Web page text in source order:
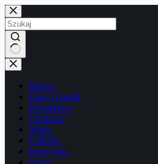
Przejdź
do
treści
Brak
wyników
Biznes
Dom i Ogród
Doradztwo
Edukacja
Moda
Podróże
Rozrywka
Sport